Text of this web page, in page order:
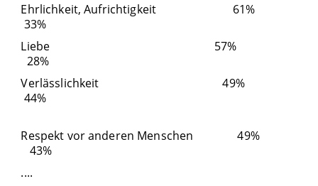
Ehrlichkeit, Aufrichtigkeit 61%
33%
Liebe 57%
28%
Verlässlichkeit 49%
44%
Respekt vor anderen Menschen 49%
43%
....